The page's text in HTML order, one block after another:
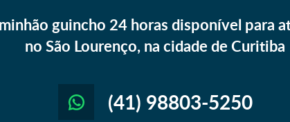
guincho 24 horas disponível para
no São Lourenço, na cidade de Curitiba
(41) 98803-5250